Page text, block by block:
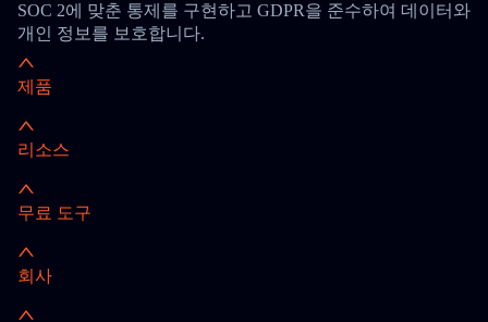
SOC 2에 맞춘 통제를 구현하고 GDPR을 준수하여 데이터와
개인 정보를 보호합니다.
제품
리소스
무료 도구
회사